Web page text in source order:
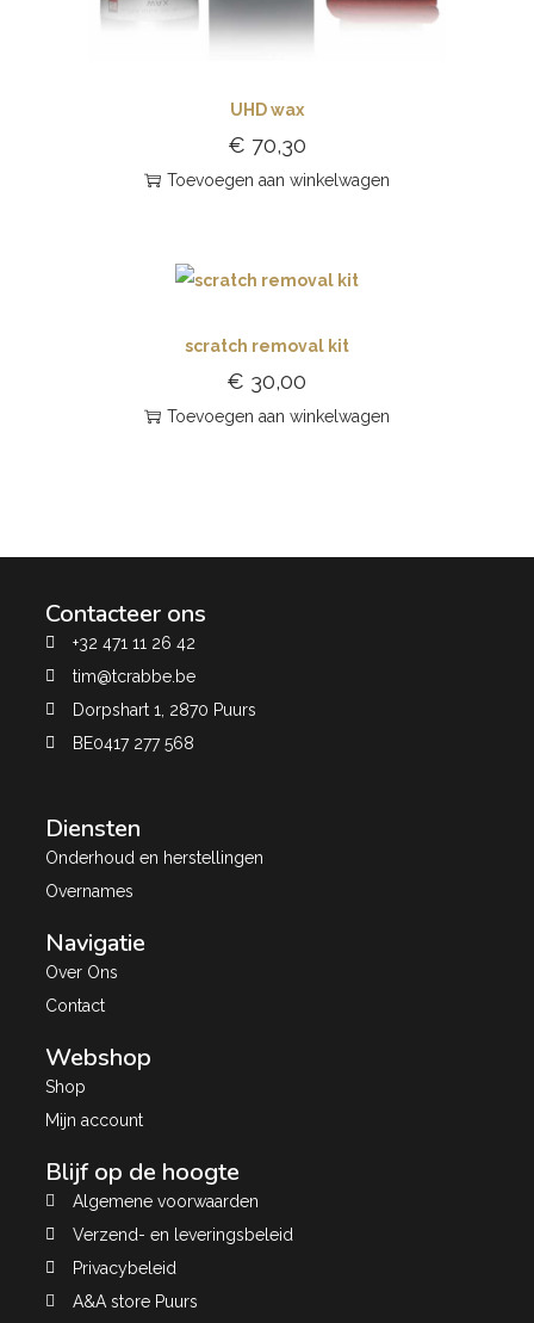
UHD wax
€ 70,30
Toevoegen aan winkelwagen
scratch removal kit
€ 30,00
Toevoegen aan winkelwagen
Contacteer ons
+32 471 11 26 42
tim@tcrabbe.be
Dorpshart 1, 2870 Puurs
BE0417 277 568
Diensten
Onderhoud en herstellingen
Overnames
Navigatie
Over Ons
Contact
Webshop
Shop
Mijn account
Blijf op de hoogte
Algemene voorwaarden
Verzend- en leveringsbeleid
Privacybeleid
A&A store Puurs